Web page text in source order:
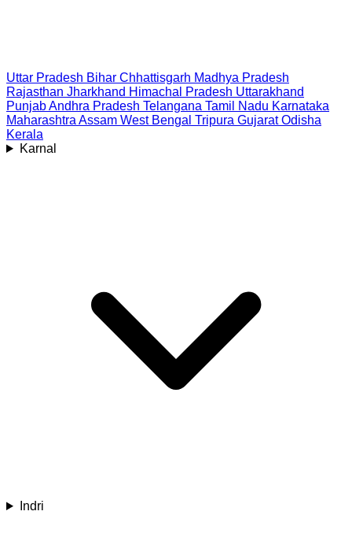
Uttar Pradesh Bihar Chhattisgarh Madhya Pradesh
Rajasthan Jharkhand Himachal Pradesh Uttarakhand
PunjabAndhra Pradesh Telangana Tamil Nadu Karnataka
Maharashtra Assam West Bengal Tripura Gujarat Odisha
Kerala
Karnal
Indri